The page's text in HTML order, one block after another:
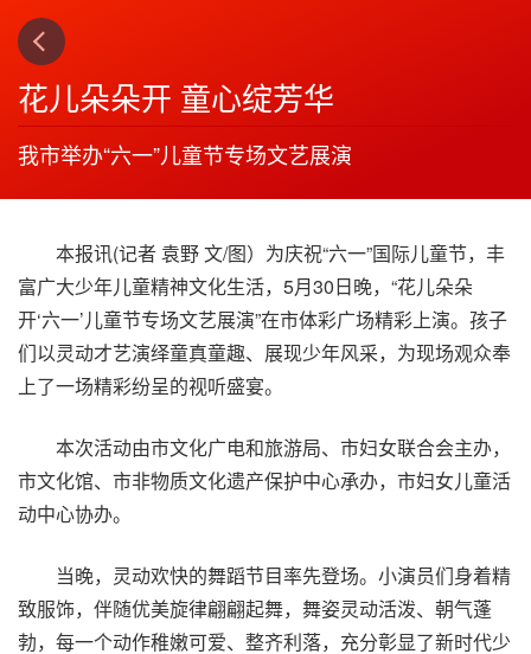
花儿朵朵开 童心绽芳华
我市举办“六一”儿童节专场文艺展演
本报讯(记者 袁野 文/图）为庆祝“六一”国际儿童节，丰
富广大少年儿童精神文化生活，5月30日晚，“花儿朵朵
开‘六一’儿童节专场文艺展演”在市体彩广场精彩上演。孩子
们以灵动才艺演绎童真童趣、展现少年风采，为现场观众奉
上了一场精彩纷呈的视听盛宴。
本次活动由市文化广电和旅游局、市妇女联合会主办，
市文化馆、市非物质文化遗产保护中心承办，市妇女儿童活
动中心协办。
当晚，灵动欢快的舞蹈节目率先登场。小演员们身着精
致服饰，伴随优美旋律翩翩起舞，舞姿灵动活泼、朝气蓬
勃，每一个动作稚嫩可爱、整齐利落，充分彰显了新时代少